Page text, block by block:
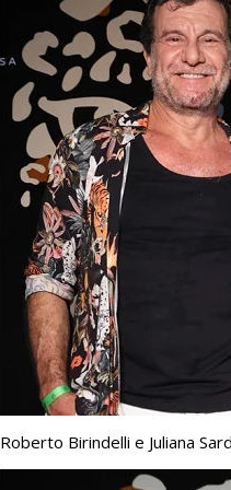
Roberto Birindelli e Juliana